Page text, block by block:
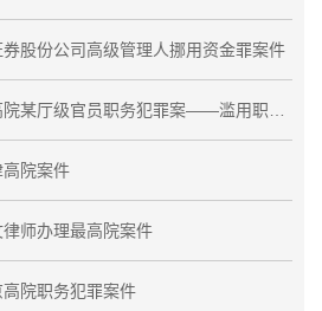
股份公司高级管理人挪用资金罪案件
院案件
师办理最高院案件
院职务犯罪案件